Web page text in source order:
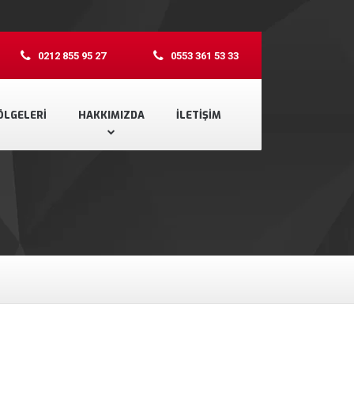
HAKKIMIZDA İLETIŞIM
0212 855 95 27 0553 361 53 33